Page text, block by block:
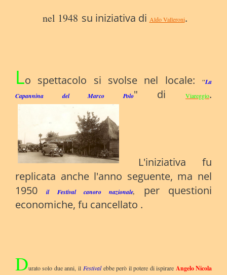
nel 1948 su iniziativa di Aldo Valleroni.
Lo spettacolo si svolse nel locale: "La
Capannina del Marco Polo" diViareggio.
L'iniziativa fu
replicata anche l'anno seguente, ma nel
1950il Festival canoro nazionale,
per questioni
economiche, fu cancellato .
Durato solo due anni, il Festivalebbe però il potere di ispirare Angelo Nicola